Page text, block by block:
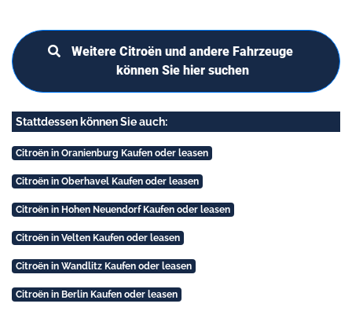
Weitere Citroën und andere Fahrzeuge
können Sie hier suchen
Stattdessen können Sie auch:
Citroën in Oranienburg Kaufen oder leasen
Citroën in Oberhavel Kaufen oder leasen
Citroën in Hohen Neuendorf Kaufen oder leasen
Citroën in Velten Kaufen oder leasen
Citroën in Wandlitz Kaufen oder leasen
Citroën in Berlin Kaufen oder leasen